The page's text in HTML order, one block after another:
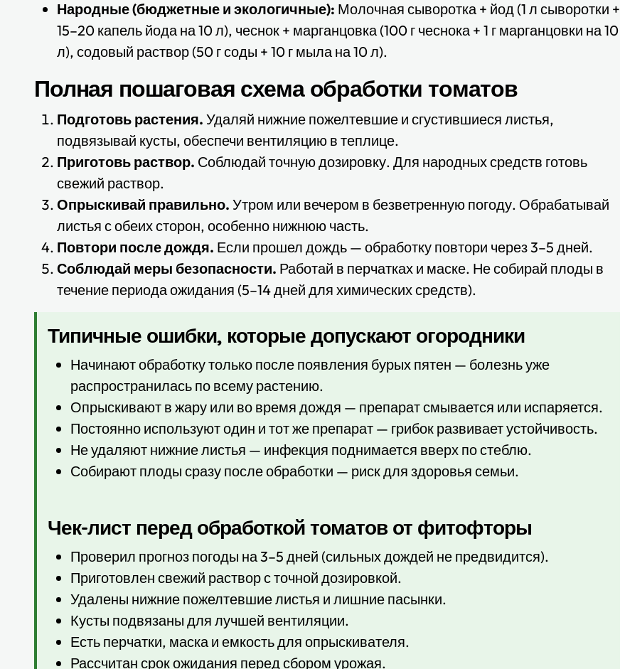
Народные (бюджетные и экологичные): Молочная сыворотка + йод (1 л сыворотки +
15–20 капель йода на 10 л), чеснок + марганцовка (100 г чеснока + 1 г марганцовки на 10
л), содовый раствор (50 г соды + 10 г мыла на 10 л).
Полная пошаговая схема обработки томатов
Подготовь растения. Удаляй нижние пожелтевшие и сгустившиеся листья,
подвязывай кусты, обеспечи вентиляцию в теплице.
Приготовь раствор. Соблюдай точную дозировку. Для народных средств готовь
свежий раствор.
Опрыскивай правильно. Утром или вечером в безветренную погоду. Обрабатывай
листья с обеих сторон, особенно нижнюю часть.
Повтори после дождя. Если прошел дождь — обработку повтори через 3–5 дней.
Соблюдай меры безопасности. Работай в перчатках и маске. Не собирай плоды в
течение периода ожидания (5–14 дней для химических средств).
Типичные ошибки, которые допускают огородники
Начинают обработку только после появления бурых пятен — болезнь уже
распространилась по всему растению.
Опрыскивают в жару или во время дождя — препарат смывается или испаряется.
Постоянно используют один и тот же препарат — грибок развивает устойчивость.
Не удаляют нижние листья — инфекция поднимается вверх по стеблю.
Собирают плоды сразу после обработки — риск для здоровья семьи.
Чек-лист перед обработкой томатов от фитофторы
Проверил прогноз погоды на 3–5 дней (сильных дождей не предвидится).
Приготовлен свежий раствор с точной дозировкой.
Удалены нижние пожелтевшие листья и лишние пасынки.
Кусты подвязаны для лучшей вентиляции.
Есть перчатки, маска и емкость для опрыскивателя.
Рассчитан срок ожидания перед сбором урожая.